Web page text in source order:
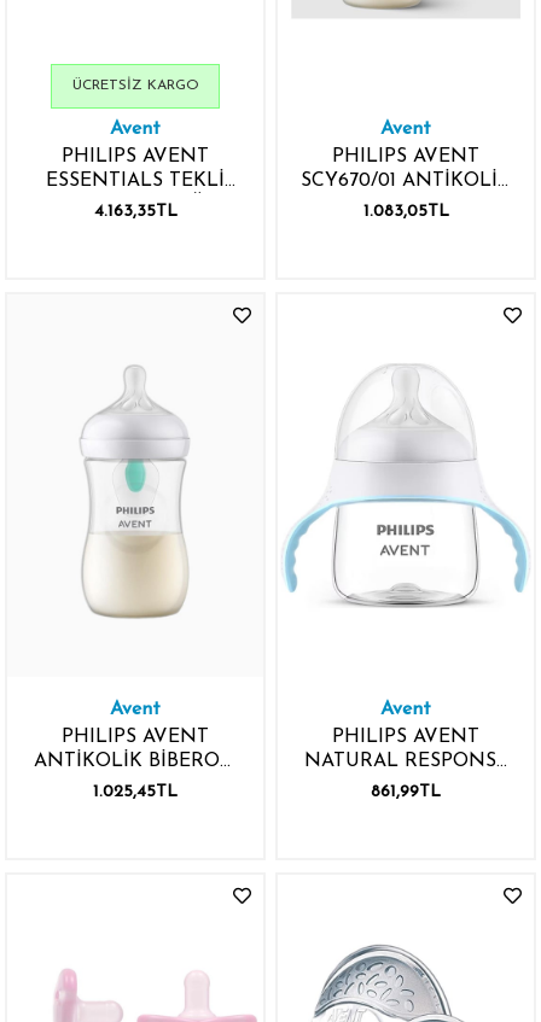
Avent
PHILIPS AVENT
ESSENTIALS TEKLİ
ELEKTRİKLİ GÖĞÜS
4.163,35TL
ÜCRETSIZ KARGO
Avent
PHILIPS AVENT
SCY670/01 ANTİKOLİK
BİBERON 125ML
1.083,05TL
Avent
PHILIPS AVENT
ANTİKOLİK BİBERON
260ML
1.025,45TL
Avent
PHILIPS AVENT
NATURAL RESPONSE
150ML BİBERON
861,99TL